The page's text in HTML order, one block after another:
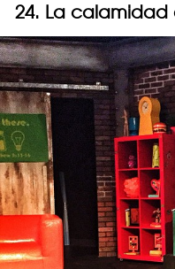
24. La